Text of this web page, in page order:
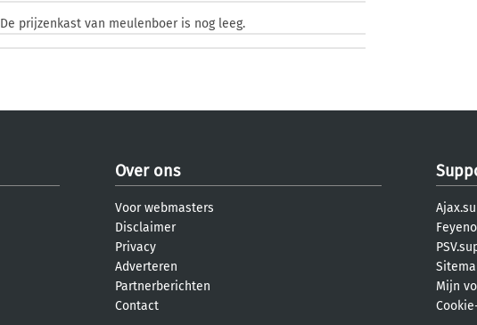
De prijzenkast van meulenboer is nog leeg.
Over ons
Voor webmasters
Disclaimer
Privacy
Adverteren
Partnerberichten
Contact
Mijn